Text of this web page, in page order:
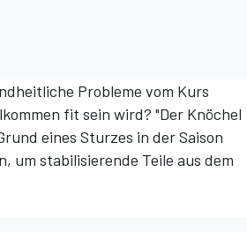
Probleme vom Kurs
fit sein wird? "Der Knöchel
eines Sturzes in der Saison
um stabilisierende Teile aus dem